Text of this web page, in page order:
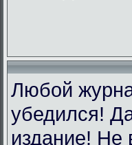
Любой
убедился!
издание! Не